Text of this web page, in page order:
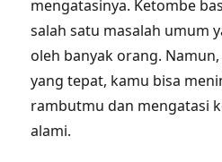
mengatasinya. Ketombe
salah satu masalah umum
oleh banyak orang.
yang tepat, kamu bisa
rambutmu dan mengatasi
alami.